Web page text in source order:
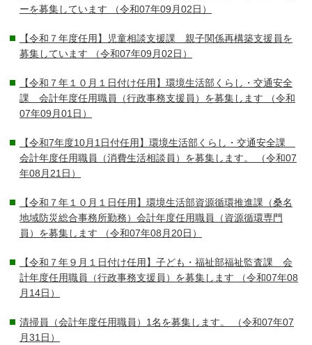
ーを募集しています （令和07年09月02日）
【令和７年度任用】児童相談支援課 親子関係再構築支援員を
募集しています （令和07年09月02日）
【令和７年１０月１日付け任用】環境生活部くらし・交通安全
課 会計年度任用職員（行政事務支援員）を募集します （令和
07年09月01日）
【令和7年度10月1日付任用】環境生活部くらし・交通安全課
会計年度任用職員（消費生活相談員）を募集します。
（令和07
年08月21日）
【令和７年１０月１日任用】環境生活部資源循環推進課（桑名
地域防災総合事務所勤務）会計年度任用職員（資源循環専門
員）を募集します （令和07年08月20日）
【令和７年９月１日付け任用】子ども・福祉部福祉監査課 会
計年度任用職員（行政事務支援員）を募集します （令和07年08
月14日）
清掃員（会計年度任用職員）1名を募集します。
（令和07年07
月31日）